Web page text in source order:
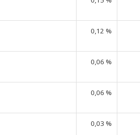
0,12 %
0,06 %
0,06 %
0,03 %